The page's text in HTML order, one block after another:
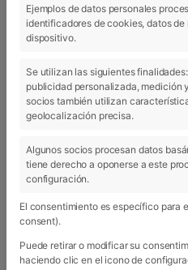
ARCHIVO CATEGORÍAS
Ejemplos de datos personales
identificadores de cookies, datos
dispositivo.
Se utilizan las siguientes
publicidad personalizada, medición
socios también utilizan
geolocalización precisa.
Algunos socios procesan datos
tiene derecho a oponerse a este
configuración.
El consentimiento es específico para
consent).
Puede retirar o modificar su
haciendo clic en el icono de